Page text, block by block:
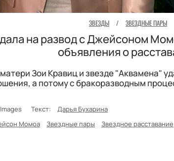
ЗВЕЗДЫ / ЗВЕЗДНЫЕ ПАРЫ
на развод с Джейсоном
объявления о
Зои Кравиц и звезде "Аквамена"
а потому с бракоразводным
Текст: Дарья Бухарина
Момоа Звездные пары Звездное расставание